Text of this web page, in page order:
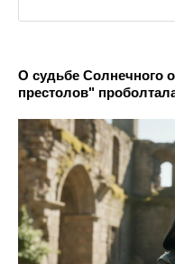
О судьбе Солнечного
престолов"